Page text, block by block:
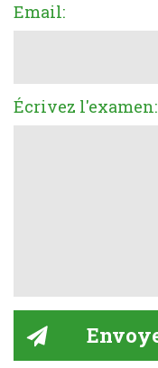
Email:
Écrivez l'examen: